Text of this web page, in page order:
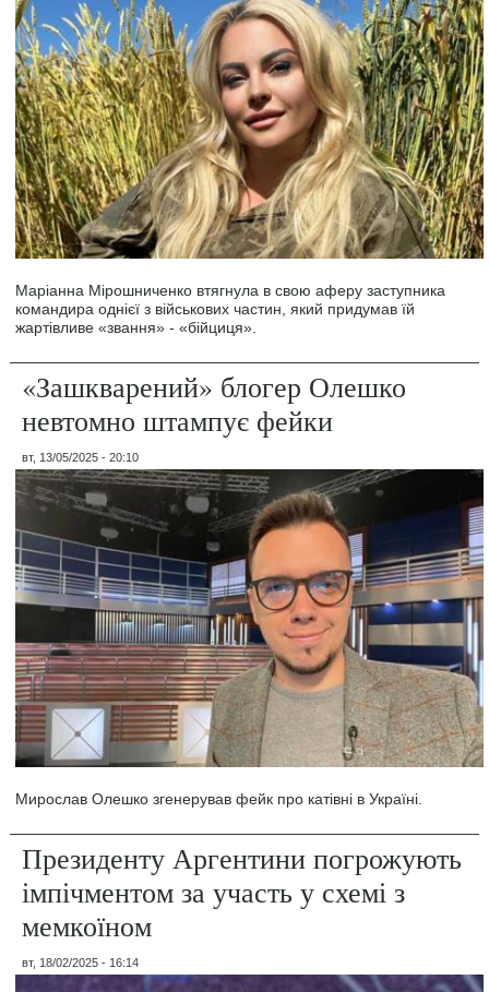
Маріанна Мірошниченко втягнула в свою аферу заступника
командира однієї з військових частин, який придумав їй
жартівливе «звання» - «бійциця».
«Зашкварений» блогер Олешко
невтомно штампує фейки
вт, 13/05/2025 - 20:10
Мирослав Олешко згенерував фейк про катівні в Україні.
Президенту Аргентини погрожують
імпічментом за участь у схемі з
мемкоїном
вт, 18/02/2025 - 16:14